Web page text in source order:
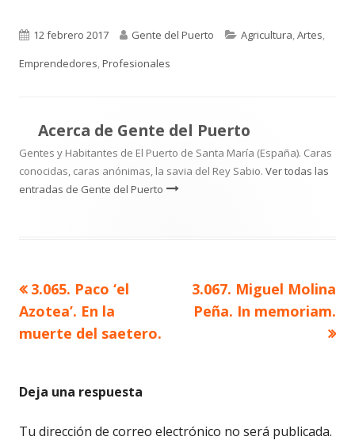
Publicado
el
12 febrero 2017 Autor
Gente del Puerto Categorías
Agricultura,Artes,
Emprendedores,Profesionales
Acerca de Gente del Puerto
Gentes y Habitantes de El Puerto de Santa María (España). Caras
conocidas, caras anónimas, la savia del Rey Sabio. Ver todas las
entradas de Gente del Puerto
Navegación
de
Artículo
anterior
3.065. Paco ‘el
Azotea’. En la
muerte del saetero.
Artículo
siguiente
3.067. Miguel Molina
Peña. In memoriam.
Deja una respuesta
Tu dirección de correo electrónico no será publicada.